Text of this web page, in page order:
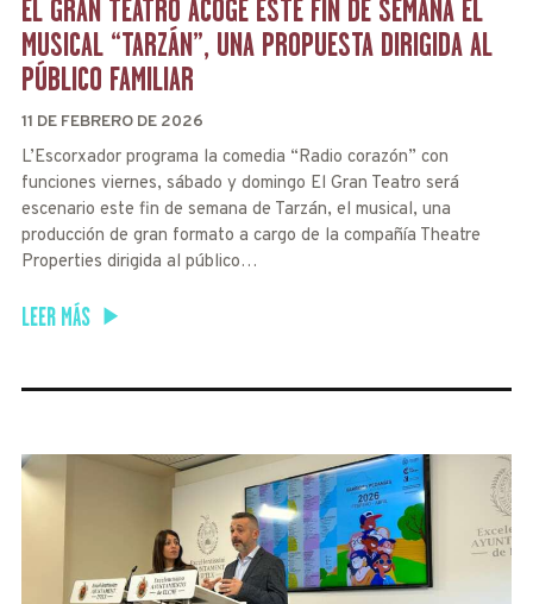
EL GRAN TEATRO ACOGE ESTE FIN DE SEMANA EL
MUSICAL “TARZÁN”, UNA PROPUESTA DIRIGIDA AL
PÚBLICO FAMILIAR
11 DE FEBRERO DE 2026
L’Escorxador programa la comedia “Radio corazón” con
funciones viernes, sábado y domingo El Gran Teatro será
escenario este fin de semana de Tarzán, el musical, una
producción de gran formato a cargo de la compañía Theatre
Properties dirigida al público…
LEER MÁS